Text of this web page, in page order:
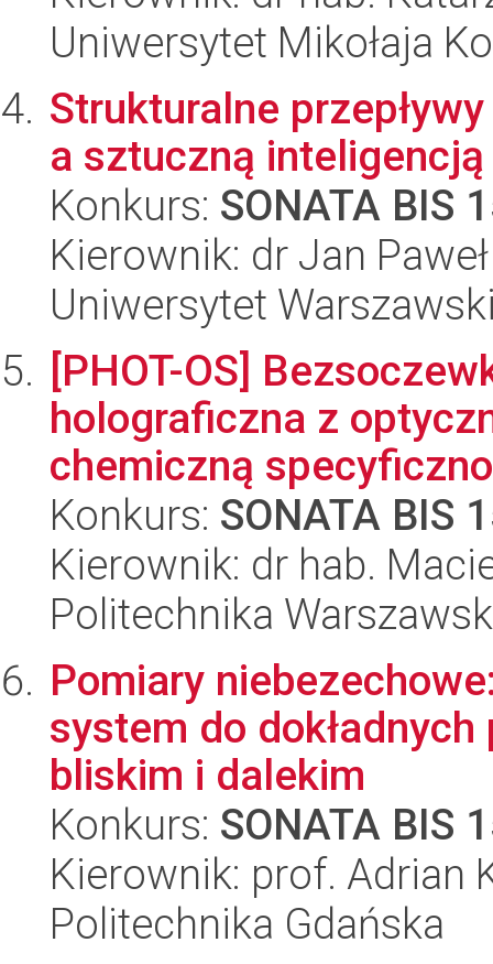
Uniwersytet Mikołaja
Strukturalne
a sztuczną inteligencją
Konkurs: SONATA BIS
Kierownik: dr Jan
Uniwersytet
[PHOT-OS]
holograficzna z
chemiczną
Konkurs: SONATA BIS
Kierownik: dr hab.
Politechnika
Pomiary
system do
bliskim i dalekim
Konkurs: SONATA BIS
Kierownik: prof. Adrian
Politechnika Gdańska